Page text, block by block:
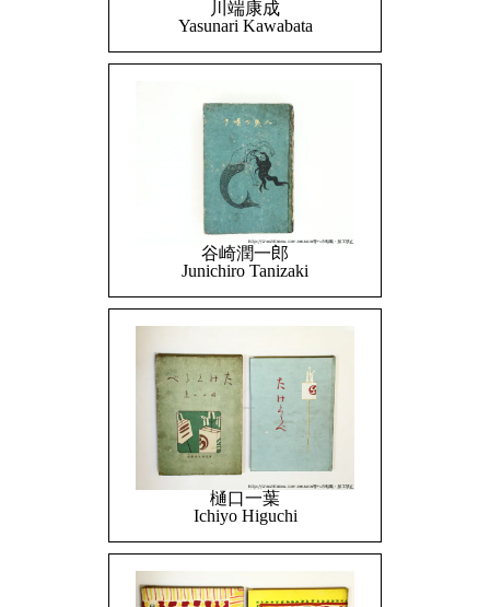
川端康成
Yasunari Kawabata
谷崎潤一郎
Junichiro Tanizaki
樋口一葉
Ichiyo Higuchi